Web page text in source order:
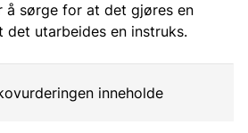
å sørge for at det gjøres en
det utarbeides en instruks.
inneholde